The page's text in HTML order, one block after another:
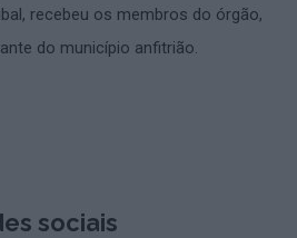
recebeu os membros do órgão,
do município anfitrião.
sociais